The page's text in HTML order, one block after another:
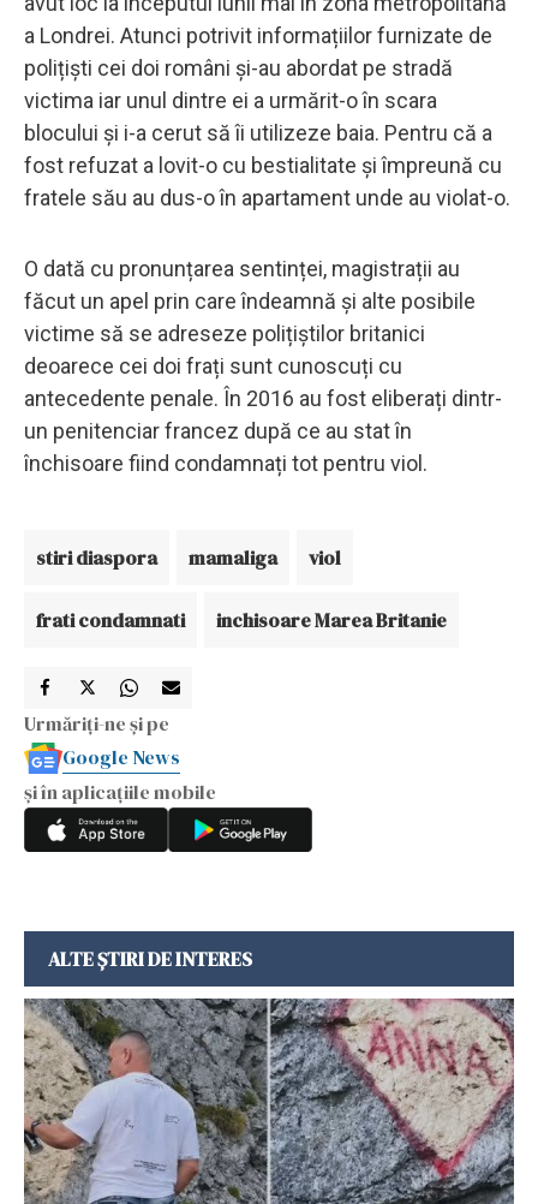
a Londrei. Atunci potrivit informațiilor furnizate de
polițiști cei doi români și-au abordat pe stradă
victima iar unul dintre ei a urmărit-o în scara
blocului și i-a cerut să îi utilizeze baia. Pentru că a
fost refuzat a lovit-o cu bestialitate și împreună cu
fratele său au dus-o în apartament unde au violat-o.
O dată cu pronunțarea sentinței, magistrații au
făcut un apel prin care îndeamnă și alte posibile
victime să se adreseze polițiștilor britanici
deoarece cei doi frați sunt cunoscuți cu
antecedente penale. În 2016 au fost eliberați dintr-
un penitenciar francez după ce au stat în
închisoare fiind condamnați tot pentru viol.
stiri diaspora mamaliga viol
frati condamnati inchisoare Marea Britanie
Urmăriți-ne și pe
Google News
și în aplicațiile mobile
ALTE ȘTIRI DE INTERES